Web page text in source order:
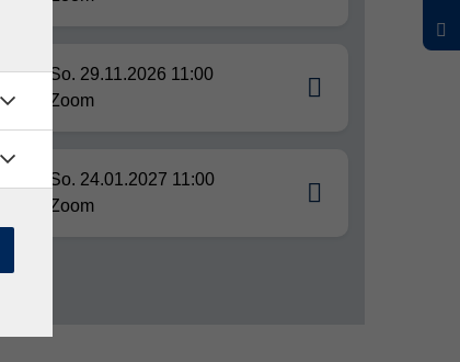
So. 29.11.2026 11:00
Zoom
So. 24.01.2027 11:00
Zoom